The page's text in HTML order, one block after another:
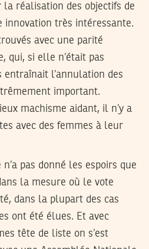
réalisation des objectifs de
innovation très intéressante.
avec une parité
qui, si elle n’était pas
l’annulation des
important.
machisme aidant, il n’y a
avec des femmes à leur
pas donné les espoirs que
la mesure où le vote
dans la plupart des cas
ont été élues. Et avec
tête de liste on s’est